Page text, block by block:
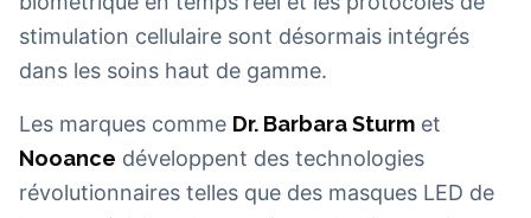
stimulation cellulaire sont désormais intégrés
dans les soins haut de gamme.
Les marques comme Dr. Barbara Sturm et
Nooance développent des technologies
révolutionnaires telles que des masques LED de